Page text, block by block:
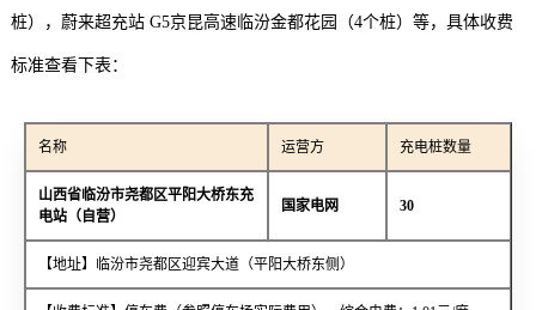
充电站
用车百科
桩），蔚来超充站 G5京昆高速临汾金都花园（4个桩）等，具体收费
标准查看下表：
名称 运营方 充电桩数量
山西省临汾市尧都区平阳大桥东充
电站（自营）
国家电网 30
【地址】临汾市尧都区迎宾大道（平阳大桥东侧）